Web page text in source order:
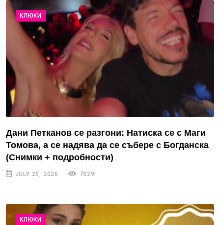
КЛЮКИ
Дани Петканов се разгони: Натиска се с Маги
Томова, а се надява да се събере с Богданска
(Снимки + подробности)
JULY 25, 2026 7329
КЛЮКИ